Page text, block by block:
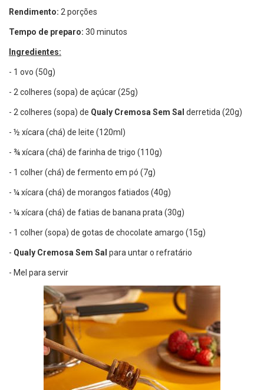
Rendimento: 2 porções
Tempo de preparo: 30 minutos
Ingredientes:
- 1 ovo (50g)
- 2 colheres (sopa) de açúcar (25g)
- 2 colheres (sopa) de Qualy Cremosa Sem Sal derretida (20g)
- ½ xícara (chá) de leite (120ml)
- ¾ xícara (chá) de farinha de trigo (110g)
- 1 colher (chá) de fermento em pó (7g)
- ¼ xícara (chá) de morangos fatiados (40g)
- ¼ xícara (chá) de fatias de banana prata (30g)
- 1 colher (sopa) de gotas de chocolate amargo (15g)
- Qualy Cremosa Sem Sal para untar o refratário
- Mel para servir